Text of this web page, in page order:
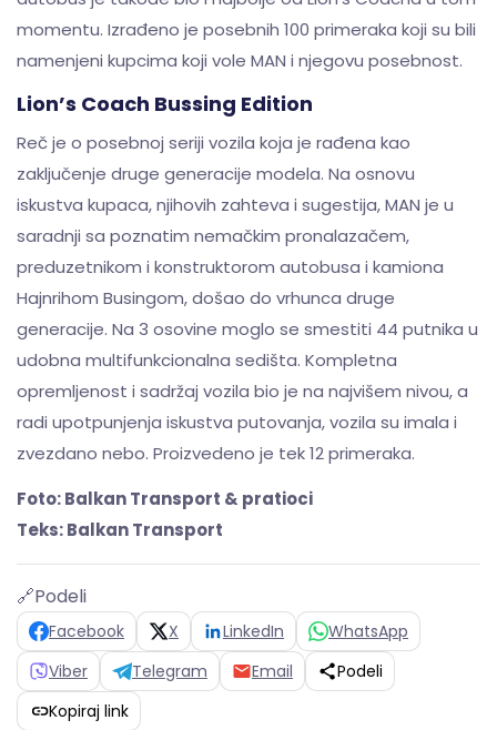
momentu. Izrađeno je posebnih 100 primeraka koji su bili
namenjeni kupcima koji vole MAN i njegovu posebnost.
Lion’s Coach Bussing Edition
Reč je o posebnoj seriji vozila koja je rađena kao
zaključenje druge generacije modela. Na osnovu
iskustva kupaca, njihovih zahteva i sugestija, MAN je u
saradnji sa poznatim nemačkim pronalazačem,
preduzetnikom i konstruktorom autobusa i kamiona
Hajnrihom Busingom, došao do vrhunca druge
generacije. Na 3 osovine moglo se smestiti 44 putnika u
udobna multifunkcionalna sedišta. Kompletna
opremljenost i sadržaj vozila bio je na najvišem nivou, a
radi upotpunjenja iskustva putovanja, vozila su imala i
zvezdano nebo. Proizvedeno je tek 12 primeraka.
Foto: Balkan Transport & pratioci
Teks: Balkan Transport
🔗Podeli
Facebook X LinkedIn
WhatsApp
Viber
Telegram Email
Podeli
Kopiraj link